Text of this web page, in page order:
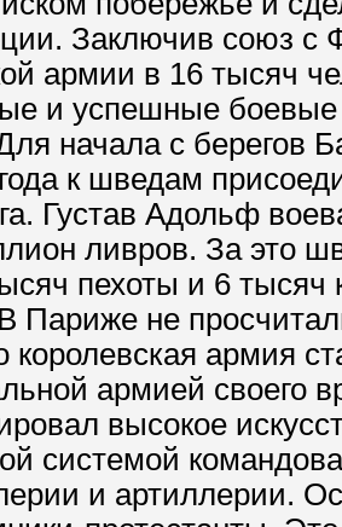
Заключив союз с
армии в 16 тысяч
и успешные боевые
начала с берегов
к шведам
Густав Адольф
ливров. За это
пехоты и 6 тысяч
Париже не
королевская армия
армией своего
высокое
системой
и артиллерии.